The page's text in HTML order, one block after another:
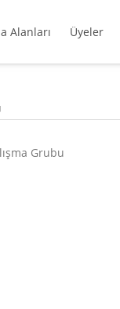
Alanları Üyeler
Grubu